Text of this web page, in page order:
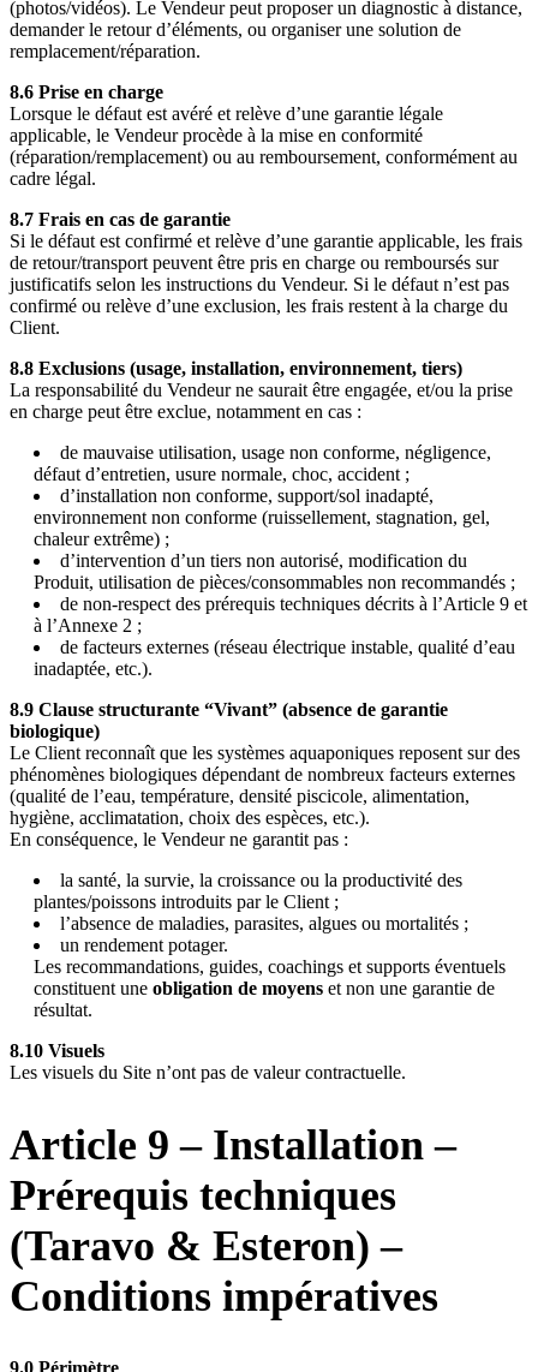
(photos/vidéos). Le Vendeur peut proposer un diagnostic à distance,
demander le retour d’éléments, ou organiser une solution de
remplacement/réparation.
8.6 Prise en charge
Lorsque le défaut est avéré et relève d’une garantie légale
applicable, le Vendeur procède à la mise en conformité
(réparation/remplacement) ou au remboursement, conformément au
cadre légal.
8.7 Frais en cas de garantie
Si le défaut est confirmé et relève d’une garantie applicable, les frais
de retour/transport peuvent être pris en charge ou remboursés sur
justificatifs selon les instructions du Vendeur. Si le défaut n’est pas
confirmé ou relève d’une exclusion, les frais restent à la charge du
Client.
8.8 Exclusions (usage, installation, environnement, tiers)
La responsabilité du Vendeur ne saurait être engagée, et/ou la prise
en charge peut être exclue, notamment en cas :
de mauvaise utilisation, usage non conforme, négligence,
défaut d’entretien, usure normale, choc, accident ;
d’installation non conforme, support/sol inadapté,
environnement non conforme (ruissellement, stagnation, gel,
chaleur extrême) ;
d’intervention d’un tiers non autorisé, modification du
Produit, utilisation de pièces/consommables non recommandés ;
de non-respect des prérequis techniques décrits à l’Article 9 et
à l’Annexe 2 ;
de facteurs externes (réseau électrique instable, qualité d’eau
inadaptée, etc.).
8.9 Clause structurante “Vivant” (absence de garantie
biologique)
Le Client reconnaît que les systèmes aquaponiques reposent sur des
phénomènes biologiques dépendant de nombreux facteurs externes
(qualité de l’eau, température, densité piscicole, alimentation,
hygiène, acclimatation, choix des espèces, etc.).
En conséquence, le Vendeur ne garantit pas :
la santé, la survie, la croissance ou la productivité des
plantes/poissons introduits par le Client ;
l’absence de maladies, parasites, algues ou mortalités ;
un rendement potager.
Les recommandations, guides, coachings et supports éventuels
constituent une obligation de moyens et non une garantie de
résultat.
8.10 Visuels
Les visuels du Site n’ont pas de valeur contractuelle.
Article 9 – Installation –
Prérequis techniques
(Taravo & Esteron) –
Conditions impératives